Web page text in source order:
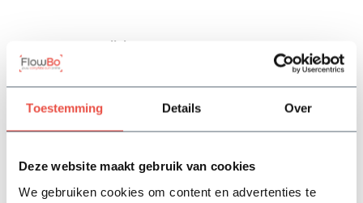
Toestemming Details Over
Deze website maakt gebruik van cookies
We gebruiken cookies om content en advertenties te
Productomschrijving
Delen